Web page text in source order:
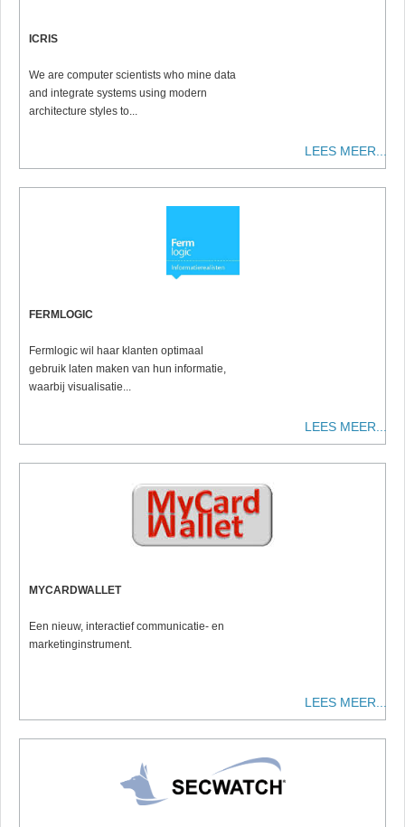
ICRIS
We are computer scientists who mine data
and integrate systems using modern
architecture styles to...
LEES MEER...
FERMLOGIC
Fermlogic wil haar klanten optimaal
gebruik laten maken van hun informatie,
waarbij visualisatie...
LEES MEER...
MYCARDWALLET
Een nieuw, interactief communicatie- en
marketinginstrument.
LEES MEER...